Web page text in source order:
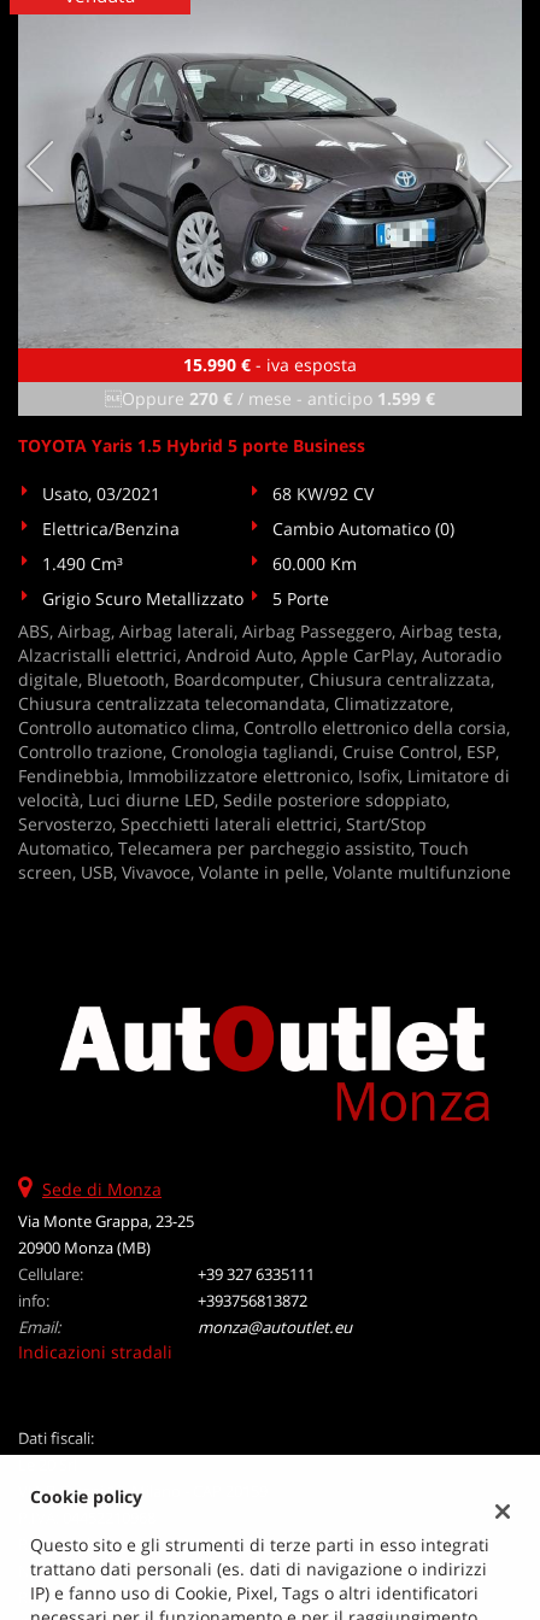
15.990 € - iva esposta
Oppure 270 € / mese - anticipo 1.599 €
TOYOTA Yaris 1.5 Hybrid 5 porte Business
Usato, 03/2021
68 KW/92 CV
Elettrica/Benzina
Cambio Automatico (0)
1.490 Cm³
60.000 Km
Grigio Scuro Metallizzato
5 Porte
ABS, Airbag, Airbag laterali, Airbag Passeggero, Airbag testa,
Alzacristalli elettrici, Android Auto, Apple CarPlay, Autoradio
digitale, Bluetooth, Boardcomputer, Chiusura centralizzata,
Chiusura centralizzata telecomandata, Climatizzatore,
Controllo automatico clima, Controllo elettronico della corsia,
Controllo trazione, Cronologia tagliandi, Cruise Control, ESP,
Fendinebbia, Immobilizzatore elettronico, Isofix, Limitatore di
velocità, Luci diurne LED, Sedile posteriore sdoppiato,
Servosterzo, Specchietti laterali elettrici, Start/Stop
Automatico, Telecamera per parcheggio assistito, Touch
screen, USB, Vivavoce, Volante in pelle, Volante multifunzione
Sede di Monza
Via Monte Grappa, 23-25
20900 Monza (MB)
Cellulare:
+39 327 6335111
info:
+393756813872
Email:
monza@autoutlet.eu
Indicazioni stradali
Dati fiscali:
VIA B Crespi 19, Milano - CAP 20159
Registro delle imprese:MI
N°04452210968
REA: MI - 1748937
Cookie policy
Questo sito e gli strumenti di terze parti in esso integrati
trattano dati personali (es. dati di navigazione o indirizzi
IP) e fanno uso di Cookie, Pixel, Tags o altri identificatori
Cookie necessari
Cookie delle preferenze
Cookie per il miglioramento dell'esperienza utente
Cookie analitici
Cookie di marketing
la
policy
Salva
impostazioni